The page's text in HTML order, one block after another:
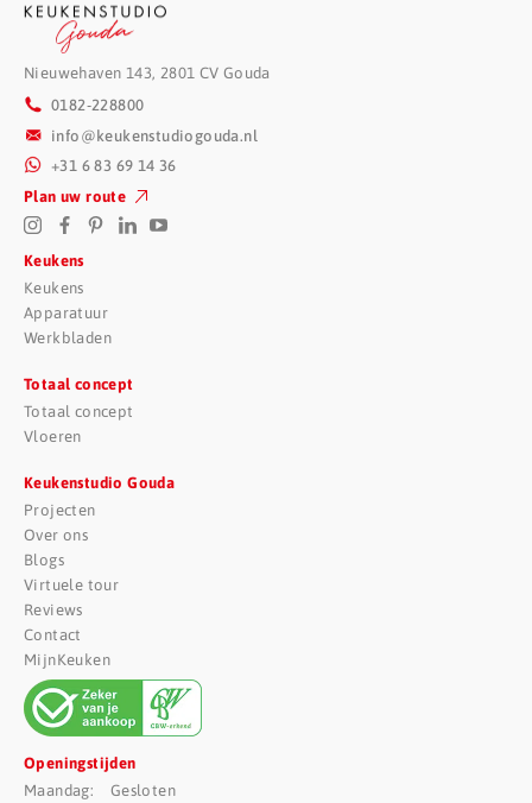
Nieuwehaven 143, 2801 CV Gouda
0182-228800
info@keukenstudiogouda.nl
+31 6 83 69 14 36
Plan uw route
Keukens
Keukens
Apparatuur
Werkbladen
Totaal concept
Totaal concept
Vloeren
Keukenstudio Gouda
Projecten
Over ons
Blogs
Virtuele tour
Reviews
Contact
MijnKeuken
Openingstijden
Maandag: Gesloten